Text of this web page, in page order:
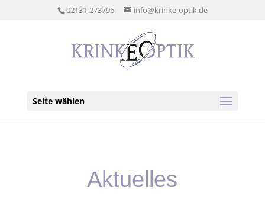
02131-273796 info@krinke-optik.de
Seite wählen
Aktuelles